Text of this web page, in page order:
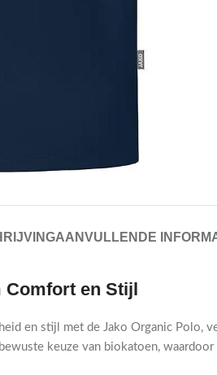
AANVULLENDE
Comfort en Stijl
en stijl met de Jako Organic
keuze van biokatoen,